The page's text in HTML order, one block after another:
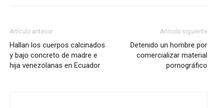
Artículo anterior
Hallan los cuerpos calcinados
y bajo concreto de madre e
hija venezolanas en Ecuador
Artículo siguiente
Detenido un hombre por
comercializar material
pornográfico